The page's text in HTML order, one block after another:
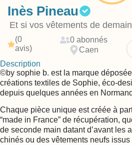
Inès Pineau
Et si vos vêtements de
(0
avis)
0 abonnés
Caen
Description
©by sophie b. est la marque
créations textiles de Sophie, éco-
depuis quelques années en
Chaque pièce unique est créée à
“made in France” de récupération,
de seconde main datant d’avant les
chinés ou des vêtements neufs issus